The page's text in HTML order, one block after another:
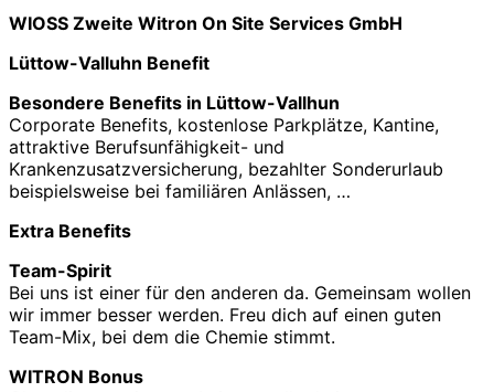
WIOSS Zweite Witron On Site Services GmbH
Lüttow-Valluhn Benefit
Besondere Benefits in Lüttow-Vallhun
Corporate Benefits, kostenlose Parkplätze, Kantine,
attraktive Berufsunfähigkeit- und
Krankenzusatzversicherung, bezahlter Sonderurlaub
beispielsweise bei familiären Anlässen, …
Extra Benefits
Team-Spirit
Bei uns ist einer für den anderen da. Gemeinsam wollen
wir immer besser werden. Freu dich auf einen guten
Team-Mix, bei dem die Chemie stimmt.
WITRON Bonus